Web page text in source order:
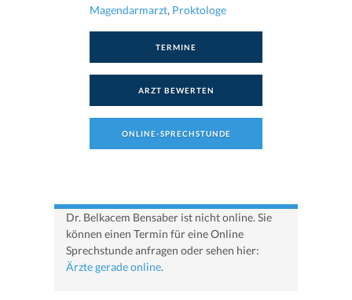
Magendarmarzt, Proktologe
TERMINE
ARZT BEWERTEN
ONLINE-SPRECHSTUNDE
Dr. Belkacem Bensaber ist nicht online. Sie
können einen Termin für eine Online
Sprechstunde anfragen oder sehen hier:
Ärzte gerade online.